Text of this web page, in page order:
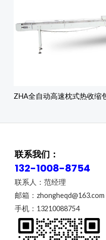
ZHA全自动高速枕式热收缩
联系我们：
132-1008-8754
联系人：范经理
邮箱：zhongheqd@163.com
手机：13210088754